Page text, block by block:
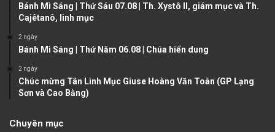
Bánh Mì Sáng | Thứ Sáu 07.08 | Th. Xystô II, giám mục và Th.
Cajêtanô, linh mục
2 ngày
Bánh Mì Sáng | Thứ Năm 06.08 | Chúa hiển dung
2 ngày
Chúc mừng Tân Linh Mục Giuse Hoàng Văn Toàn (GP Lạng
Sơn và Cao Bằng)
Chuyên mục